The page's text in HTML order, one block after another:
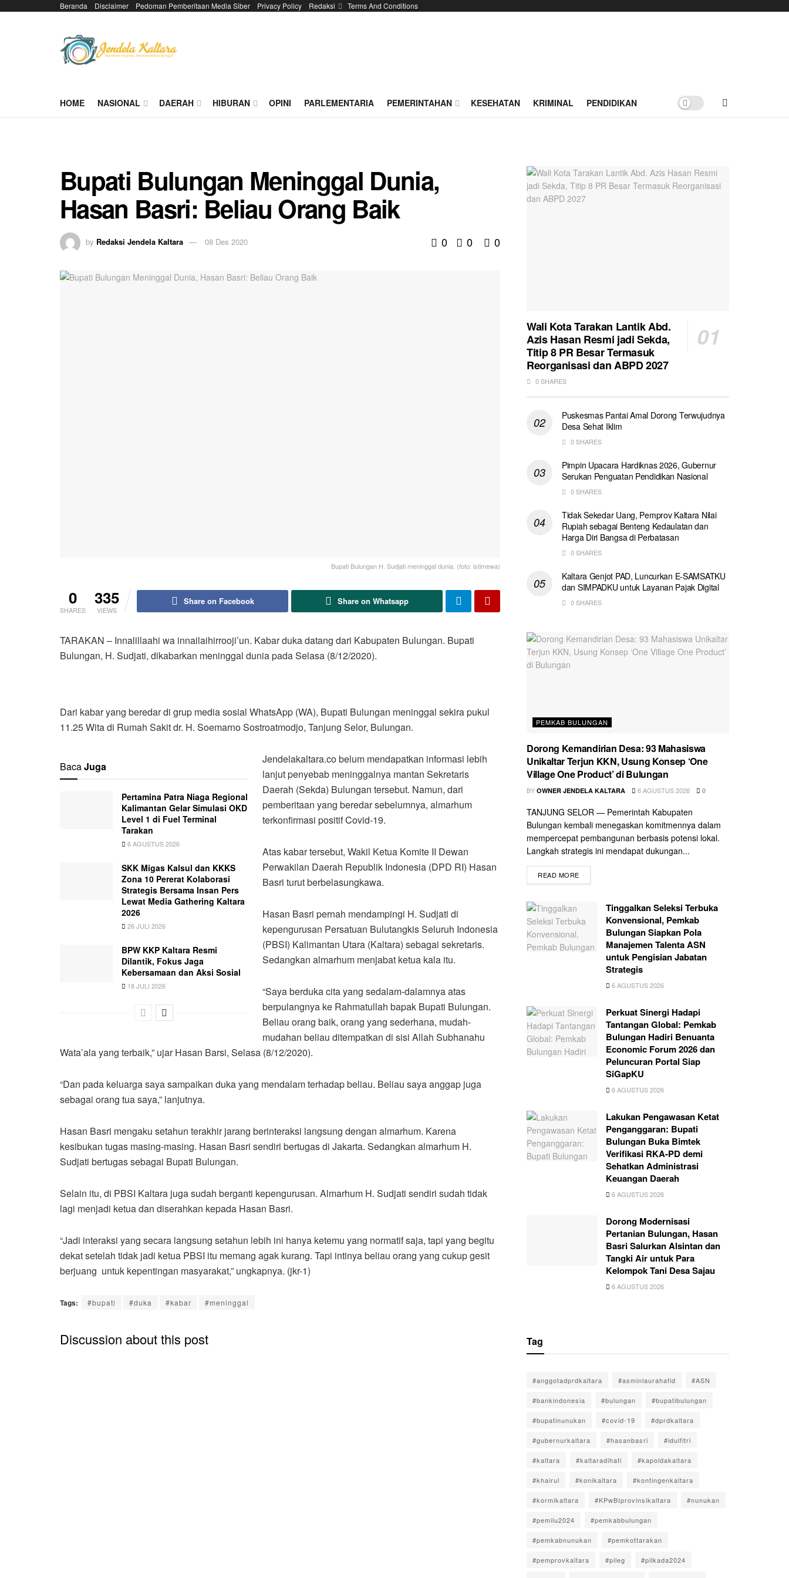
Beranda Disclaimer Pedoman Pemberitaan Media Siber Privacy Policy Redaksi Terms And Conditions
HOME NASIONAL DAERAH HIBURAN OPINI PARLEMENTARIA PEMERINTAHAN KESEHATAN KRIMINAL PENDIDIKAN
Bupati Bulungan Meninggal Dunia,
Hasan Basri: Beliau Orang Baik
by Redaksi Jendela Kaltara 08 Des 2020 0 0 0
Bupati Bulungan H. Sudjati meninggal dunia. (foto: istimewa)
0
SHARES
335
VIEWS
Share on Facebook Share on Whatsapp
TARAKAN – Innalillaahi wa innailaihirrooji’un. Kabar duka datang dari Kabupaten Bulungan. Bupati
Bulungan, H. Sudjati, dikabarkan meninggal dunia pada Selasa (8/12/2020).
Dari kabar yang beredar di grup media sosial WhatsApp (WA), Bupati Bulungan meninggal sekira pukul
11.25 Wita di Rumah Sakit dr. H. Soemarno Sostroatmodjo, Tanjung Selor, Bulungan.
BacaJuga
Pertamina Patra Niaga Regional
Kalimantan Gelar Simulasi OKD
Level 1 di Fuel Terminal
Tarakan
6 AGUSTUS 2026
SKK Migas Kalsul dan KKKS
Zona 10 Pererat Kolaborasi
Strategis Bersama Insan Pers
Lewat Media Gathering Kaltara
2026
26 JULI 2026
BPW KKP Kaltara Resmi
Dilantik, Fokus Jaga
Kebersamaan dan Aksi Sosial
18 JULI 2026
Jendelakaltara.co belum mendapatkan informasi lebih
lanjut penyebab meninggalnya mantan Sekretaris
Daerah (Sekda) Bulungan tersebut. Namun, dari
pemberitaan yang beredar sebelumnya, almarhum
terkonfirmasi positif Covid-19.
Atas kabar tersebut, Wakil Ketua Komite II Dewan
Perwakilan Daerah Republik Indonesia (DPD RI) Hasan
Basri turut berbelasungkawa.
Hasan Basri pernah mendampingi H. Sudjati di
kepengurusan Persatuan Bulutangkis Seluruh Indonesia
(PBSI) Kalimantan Utara (Kaltara) sebagai sekretaris.
Sedangkan almarhum menjabat ketua kala itu.
“Saya berduka cita yang sedalam-dalamnya atas
berpulangnya ke Rahmatullah bapak Bupati Bulungan.
Beliau orang baik, orang yang sederhana, mudah-
mudahan beliau ditempatkan di sisi Allah Subhanahu
Wata’ala yang terbaik,” ujar Hasan Barsi, Selasa (8/12/2020).
“Dan pada keluarga saya sampaikan duka yang mendalam terhadap beliau. Beliau saya anggap juga
sebagai orang tua saya,” lanjutnya.
Hasan Basri mengaku setahun terakhir jarang berinteraksi langsung dengan almarhum. Karena
kesibukan tugas masing-masing. Hasan Basri sendiri bertugas di Jakarta. Sedangkan almarhum H.
Sudjati bertugas sebagai Bupati Bulungan.
Selain itu, di PBSI Kaltara juga sudah berganti kepengurusan. Almarhum H. Sudjati sendiri sudah tidak
lagi menjadi ketua dan diserahkan kepada Hasan Basri.
“Jadi interaksi yang secara langsung setahun lebih ini hanya ketemu yang normatif saja, tapi yang begitu
dekat setelah tidak jadi ketua PBSI itu memang agak kurang. Tapi intinya beliau orang yang cukup gesit
berjuang untuk kepentingan masyarakat,” ungkapnya. (jkr-1)
Tags: #bupati #duka #kabar #meninggal
Discussion about this post
Wali Kota Tarakan Lantik Abd.
Azis Hasan Resmi jadi Sekda,
Titip 8 PR Besar Termasuk
Reorganisasi dan ABPD 2027
0 SHARES
Puskesmas Pantai Amal Dorong Terwujudnya
Desa Sehat Iklim
0 SHARES
Pimpin Upacara Hardiknas 2026, Gubernur
Serukan Penguatan Pendidikan Nasional
0 SHARES
Tidak Sekedar Uang, Pemprov Kaltara Nilai
Rupiah sebagai Benteng Kedaulatan dan
Harga Diri Bangsa di Perbatasan
0 SHARES
Kaltara Genjot PAD, Luncurkan E-SAMSATKU
dan SIMPADKU untuk Layanan Pajak Digital
0 SHARES
PEMKAB BULUNGAN
Dorong Kemandirian Desa: 93 Mahasiswa
Unikaltar Terjun KKN, Usung Konsep ‘One
Village One Product’ di Bulungan
BY OWNER JENDELA KALTARA 6 AGUSTUS 2026 0
TANJUNG SELOR — Pemerintah Kabupaten
Bulungan kembali menegaskan komitmennya dalam
mempercepat pembangunan berbasis potensi lokal.
Langkah strategis ini mendapat dukungan...
READ MORE
Tinggalkan Seleksi Terbuka
Konvensional, Pemkab
Bulungan Siapkan Pola
Manajemen Talenta ASN
untuk Pengisian Jabatan
Strategis
6 AGUSTUS 2026
Perkuat Sinergi Hadapi
Tantangan Global: Pemkab
Bulungan Hadiri Benuanta
Economic Forum 2026 dan
Peluncuran Portal Siap
SiGapKU
6 AGUSTUS 2026
Lakukan Pengawasan Ketat
Penganggaran: Bupati
Bulungan Buka Bimtek
Verifikasi RKA-PD demi
Sehatkan Administrasi
Keuangan Daerah
6 AGUSTUS 2026
Dorong Modernisasi
Pertanian Bulungan, Hasan
Basri Salurkan Alsintan dan
Tangki Air untuk Para
Kelompok Tani Desa Sajau
6 AGUSTUS 2026
Tag
#anggotadprdkaltara #asminlaurahafid #ASN
#bankindonesia #bulungan #bupatibulungan
#bupatinunukan #covid-19 #dprdkaltara
#gubernurkaltara #hasanbasri #idulfitri
#kaltara #kaltaradihati #kapoldakaltara
#khairul #konikaltara #kontingenkaltara
#kormikaltara #KPwBIprovinsikaltara #nunukan
#pemilu2024 #pemkabbulungan
#pemkabnunukan #pemkottarakan
#pemprovkaltara #pileg #pilkada2024